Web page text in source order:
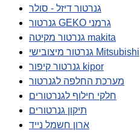
גנרטור דיזל - סולר
גנרטור GEKO גרמני
גנרטור מקיטה makita
גנרטור מיצובישי Mitsubishi
גנרטור קיפור kipor
מערכת החלפה לגנרטור
חלקי חילוף לגנרטורים
תיקון גנרטורים
ארון חשמל נייד